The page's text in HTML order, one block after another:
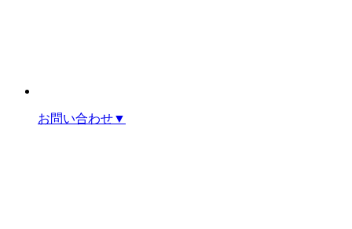
お問い合わせ▼